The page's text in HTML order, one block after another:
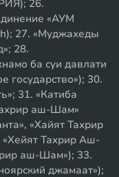
26.
«АУМ
27. «Муджахеды
28.
ба суи давлати
государство»); 30.
31. «Катиба
аш-Шам»
«Хайят Тахрир
Тахрир Аш-
аш-Шам»); 33.
джамаат»);